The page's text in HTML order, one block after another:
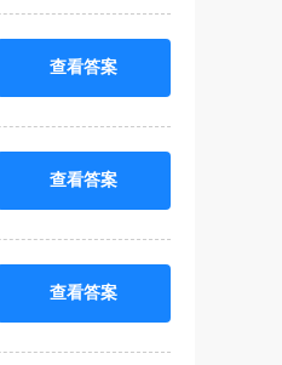
查看答案
查看答案
查看答案